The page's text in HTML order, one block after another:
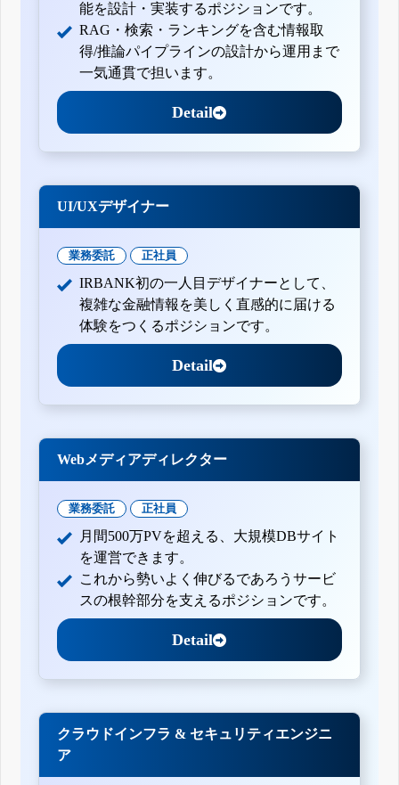
能を設計・実装するポジションです。
RAG・検索・ランキングを含む情報取
得/推論パイプラインの設計から運用まで
一気通貫で担います。
Detail
UI/UXデザイナー
業務委託 正社員
IRBANK初の一人目デザイナーとして、
複雑な金融情報を美しく直感的に届ける
体験をつくるポジションです。
Detail
Webメディアディレクター
業務委託 正社員
月間500万PVを超える、大規模DBサイト
を運営できます。
これから勢いよく伸びるであろうサービ
スの根幹部分を支えるポジションです。
Detail
クラウドインフラ & セキュリティエンジニ
ア